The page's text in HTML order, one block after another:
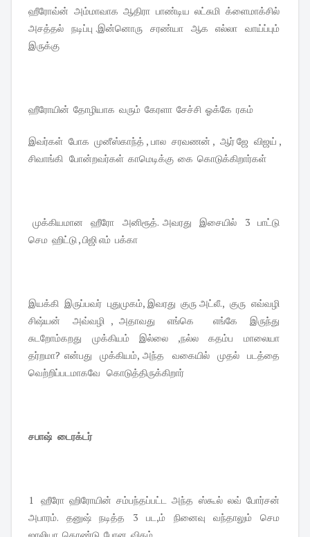
ஹீரோவ்ன் அம்மாவாக ஆதிரா பாண்டிய லட்சுமி க்ளைமாக்சில்
அசத்தல் நடிப்பு .இன்னொரு சரண்யா ஆக எல்லா வாய்ப்பும்
இருக்கு
ஹீரோயின் தோழியாக வரும் கேரளா சேச்சி ஓக்கே ரகம்
இவர்கள் போக முனீஸ்காந்த் , பால சரவணன் , ஆர் ஜே விஜய் ,
சிவாங்கி போன்றவர்கள் காமெடிக்கு கை கொடுக்கிறார்கள்
முக்கியமான ஹீரோ அனிரூத். அவரது இசையில் 3 பாட்டு
செம ஹிட்டு , பிஜி எம் பக்கா
இயக்கி இருப்பவர் புதுமுகம், இவரது குரு அட்லீ., குரு எவ்வழி
சிஷ்யன் அவ்வழி , அதாவது எங்கெ எங்கே இருந்து
சுடறோம்கறது முக்கியம் இல்லை ,நல்ல கதம்ப மாலையா
தர்றமா? என்பது முக்கியம், அந்த வகையில் முதல் படத்தை
வெற்றிப்படமாகவே கொடுத்திருக்கிறார்
சபாஷ் டைரக்டர்
1 ஹீரோ ஹிரோயின் சம்பந்தப்பட்ட அந்த ஸ்கூல் லவ் போர்சன்
அபாரம். தனுஷ் நடித்த 3 பட,ம் நினைவு வந்தாலும் செம
ஜாலியா கொண்டு போன விதம்